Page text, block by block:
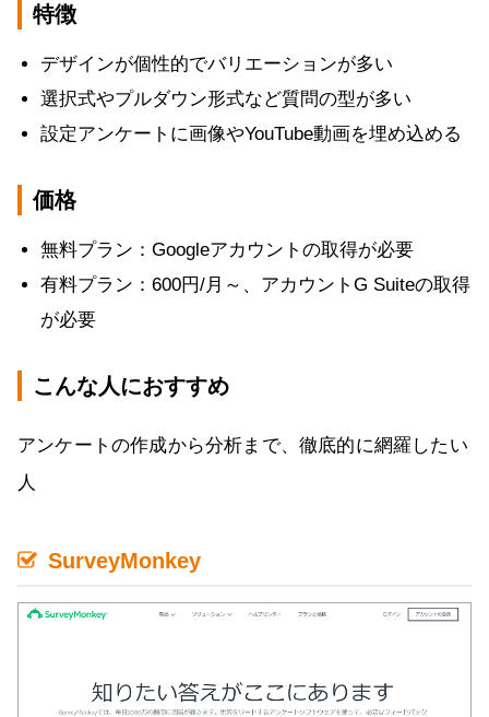
特徴
デザインが個性的でバリエーションが多い
選択式やプルダウン形式など質問の型が多い
設定アンケートに画像やYouTube動画を埋め込める
価格
無料プラン：Googleアカウントの取得が必要
有料プラン：600円/月～、アカウントG Suiteの取得
が必要
こんな人におすすめ
アンケートの作成から分析まで、徹底的に網羅したい
人
SurveyMonkey